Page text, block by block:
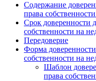
Содержание
права
Срок доверенности
собственности на
Передоверие
Форма
собственности на
Шаблон
права